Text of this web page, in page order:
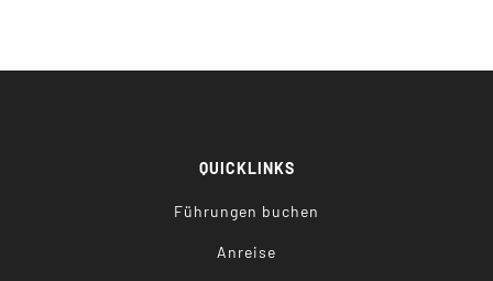
QUICKLINKS
Führungen buchen
Anreise